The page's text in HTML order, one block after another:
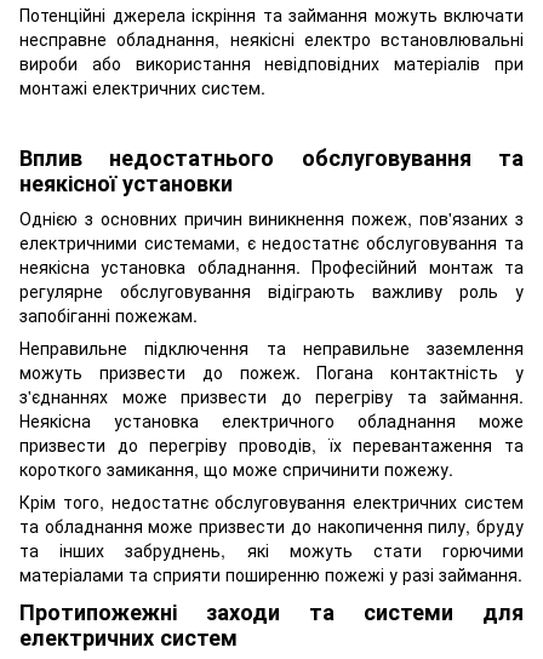
Потенційні джерела іскріння та займання можуть включати
несправне обладнання, неякісні електро встановлювальні
вироби або використання невідповідних матеріалів при
монтажі електричних систем.
Вплив недостатнього обслуговування та
неякісної установки
Однією з основних причин виникнення пожеж, пов'язаних з
електричними системами, є недостатнє обслуговування та
неякісна установка обладнання. Професійний монтаж та
регулярне обслуговування відіграють важливу роль у
запобіганні пожежам.
Неправильне підключення та неправильне заземлення
можуть призвести до пожеж. Погана контактність у
з'єднаннях може призвести до перегріву та займання.
Неякісна установка електричного обладнання може
призвести до перегріву проводів, їх перевантаження та
короткого замикання, що може спричинити пожежу.
Крім того, недостатнє обслуговування електричних систем
та обладнання може призвести до накопичення пилу, бруду
та інших забруднень, які можуть стати горючими
матеріалами та сприяти поширенню пожежі у разі займання.
Протипожежні заходи та системи для
електричних систем